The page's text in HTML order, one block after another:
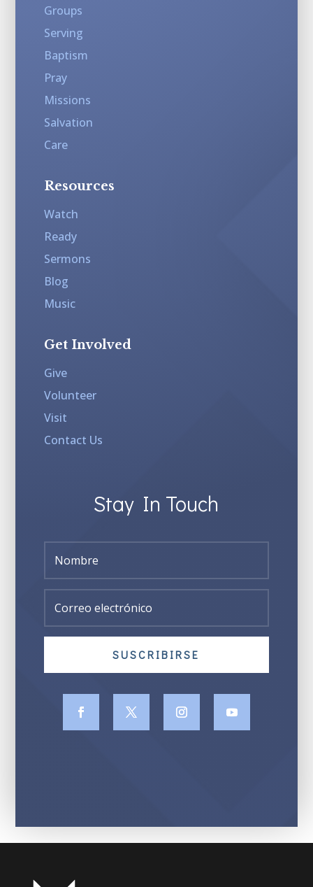
Groups
Serving
Baptism
Pray
Missions
Salvation
Care
Resources
Watch
Ready
Sermons
Blog
Music
Get Involved
Give
Volunteer
Visit
Contact Us
Stay In Touch
SUSCRIBIRSE